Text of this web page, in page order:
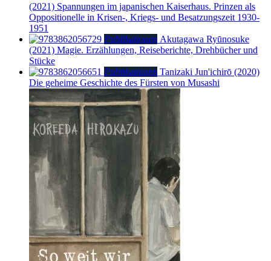
(2021) Spannungen im japanischen Kaiserhaus. Prinzen als
Oppositionelle in Krisen-, Kriegs- und Besatzungszeit 1930-
1951
Publikationen Akutagawa Ryūnosuke
(2021) Magie. Erzählungen, Reiseberichte, Drehbücher und
Stücke
Publikationen Tanizaki Jun'ichirō (2020)
Die geheime Geschichte des Fürsten von Musashi